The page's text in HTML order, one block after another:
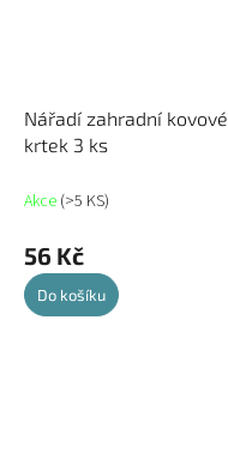
Nářadí zahradní kovové
krtek 3 ks
Akce (>5 KS)
56 Kč
Do košíku